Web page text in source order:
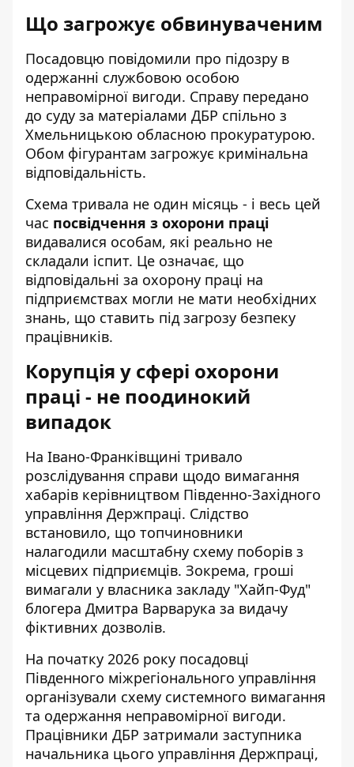
Що загрожує обвинуваченим
Посадовцю повідомили про підозру в
одержанні службовою особою
неправомірної вигоди. Справу передано
до суду за матеріалами ДБР спільно з
Хмельницькою обласною прокуратурою.
Обом фігурантам загрожує кримінальна
відповідальність.
Схема тривала не один місяць - і весь цей
час посвідчення з охорони праці
видавалися особам, які реально не
складали іспит. Це означає, що
відповідальні за охорону праці на
підприємствах могли не мати необхідних
знань, що ставить під загрозу безпеку
працівників.
Корупція у сфері охорони
праці - не поодинокий
випадок
На Івано-Франківщині тривало
розслідування справи щодо вимагання
хабарів керівництвом Південно-Західного
управління Держпраці. Слідство
встановило, що топчиновники
налагодили масштабну схему поборів з
місцевих підприємців. Зокрема, гроші
вимагали у власника закладу "Хайп-Фуд"
блогера Дмитра Варварука за видачу
фіктивних дозволів.
На початку 2026 року посадовці
Південного міжрегіонального управління
організували схему системного вимагання
та одержання неправомірної вигоди.
Працівники ДБР затримали заступника
начальника цього управління Держпраці,